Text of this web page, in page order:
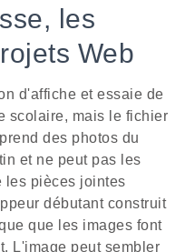
les
Web
d'affiche et essaie de
scolaire, mais le fichier
des photos du
et ne peut pas les
les pièces jointes
débutant construit
que les images font
L'image peut sembler